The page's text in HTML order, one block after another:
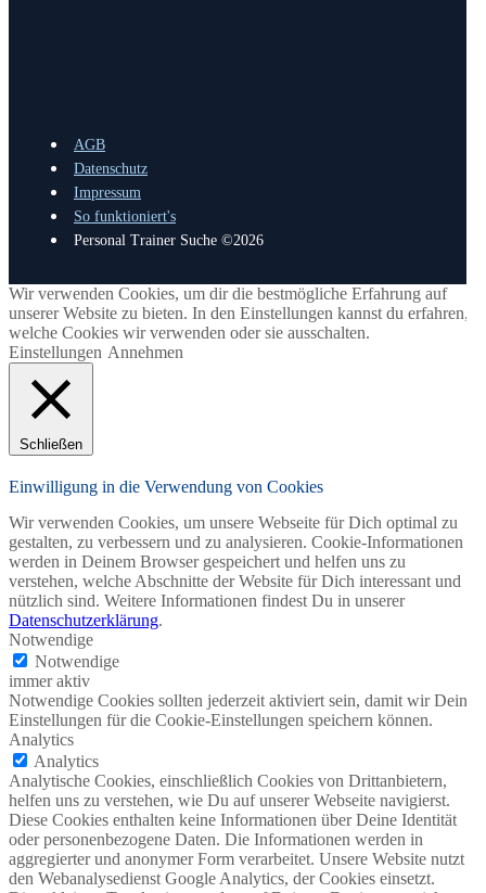
AGB
Datenschutz
Impressum
So funktioniert's
Personal Trainer Suche ©2026
Wir verwenden Cookies, um dir die bestmögliche Erfahrung auf
unserer Website zu bieten. In den Einstellungen kannst du erfahren,
welche Cookies wir verwenden oder sie ausschalten.
Einstellungen Annehmen
Schließen
Einwilligung in die Verwendung von Cookies
Wir verwenden Cookies, um unsere Webseite für Dich optimal zu
gestalten, zu verbessern und zu analysieren. Cookie-Informationen
werden in Deinem Browser gespeichert und helfen uns zu
verstehen, welche Abschnitte der Website für Dich interessant und
nützlich sind. Weitere Informationen findest Du in unserer
Datenschutzerklärung.
Notwendige
Notwendige
immer aktiv
Notwendige Cookies sollten jederzeit aktiviert sein, damit wir Deine
Einstellungen für die Cookie-Einstellungen speichern können.
Analytics
Analytics
Analytische Cookies, einschließlich Cookies von Drittanbietern,
helfen uns zu verstehen, wie Du auf unserer Webseite navigierst.
Diese Cookies enthalten keine Informationen über Deine Identität
oder personenbezogene Daten. Die Informationen werden in
aggregierter und anonymer Form verarbeitet. Unsere Website nutzt
den Webanalysedienst Google Analytics, der Cookies einsetzt.